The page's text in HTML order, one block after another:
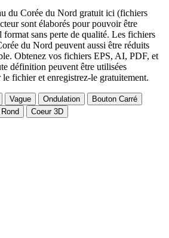
du Corée du Nord gratuit ici (fichiers
sont élaborés pour pouvoir être
format sans perte de qualité. Les fichiers
du Nord peuvent aussi être réduits
Obtenez vos fichiers EPS, AI, PDF, et
définition peuvent être utilisées
fichier et enregistrez-le gratuitement.
Vague Ondulation
Bouton Carré
Coeur 3D